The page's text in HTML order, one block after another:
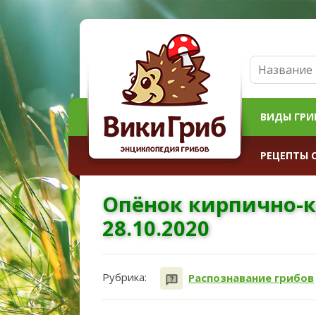
ВИДЫ
РЕЦЕПТЫ
Опёнок кирпично-
28.10.2020
Рубрика: Распознавание грибов